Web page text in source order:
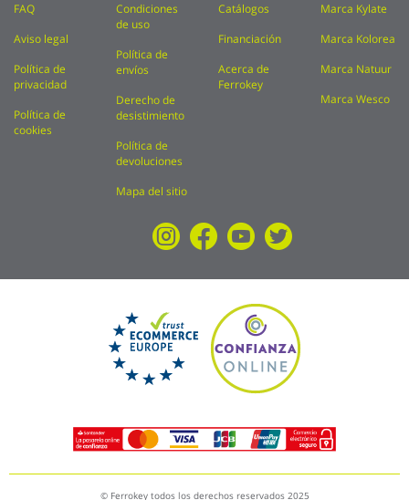
FAQ
Aviso legal
Política de
privacidad
Política de
cookies
Condiciones
de uso
Política de
envíos
Derecho de
desistimiento
Política de
devoluciones
Mapa del sitio
Catálogos
Financiación
Acerca de
Ferrokey
Marca Kylate
Marca Kolorea
Marca Natuur
Marca Wesco
© Ferrokey todos los derechos reservados 2025